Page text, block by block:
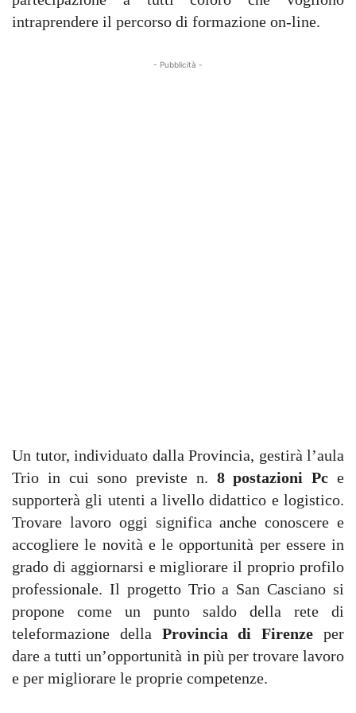
intraprendere il percorso di formazione on-line.
- Pubblicità -
Un tutor, individuato dalla Provincia, gestirà l’aula
Trio in cui sono previste n. 8 postazioni Pc e
supporterà gli utenti a livello didattico e logistico.
Trovare lavoro oggi significa anche conoscere e
accogliere le novità e le opportunità per essere in
grado di aggiornarsi e migliorare il proprio profilo
professionale. Il progetto Trio a San Casciano si
propone come un punto saldo della rete di
teleformazione della Provincia di Firenze per
dare a tutti un’opportunità in più per trovare lavoro
e per migliorare le proprie competenze.